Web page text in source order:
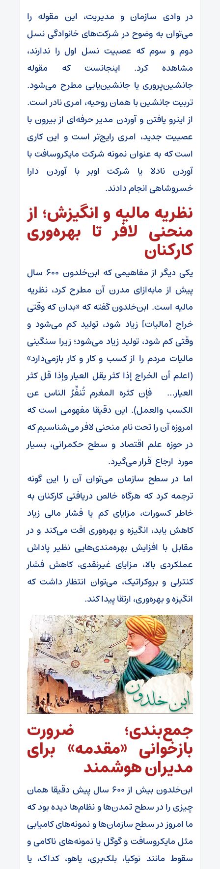
در وادی سازمان و مدیریت، این مقوله را
می‌توان به وضوح در شرکت‌های خانوادگی نسل
دوم و سوم که عصبیت نسل اول را ندارند،
مشاهده کرد. اینجانست که مقوله
جانشین‌پروری یا جانشین‌یابی مطرح می‌شود.
تربیت جانشین با همان روحیه، امری نادر است.
از اینرو یافتن و آوردن مدیر حرفه‌ای از بیرون با
عصبیت جدید، امری رایج‌تر است و این کاری
است که به عنوان نمونه شرکت مایکروسافت با
آوردن نادلا یا شرکت اوبر با آوردن دارا
خسروشاهی انجام دادند.
نظریه مالیه و انگیزش؛ از
منحنی لافر تا بهره‌وری
کارکنان
یکی دیگر از مفاهیمی که ابن‌خلدون ۶۰۰ سال
پیش از مابه‌ازای مدرن آن مطرح کرد، نظریه
مالیه است. ابن‌خلدون گفته که «بدان که وقتی
خراج [مالیات] زیاد شود، تولید کم می‌شود و
وقتی کم شود، تولید زیاد می‌شود؛ زیرا سنگینی
مالیات مردم را از کسب‌ و کار و کار بازمی‌دارد»
(اعلم أن الخراج إذا کثر یقل العیار وإذا قل کثر
العیار… فإن کثره المغرم تُنفِّرُ الناس عن
الکسب والعمل). این دقیقا مفهومی است که
امروزه آن را تحت نام منحنی لافر می‌شناسیم که
در حوزه علم اقتصاد و سطح حکمرانی، بسیار
مورد ارجاع قرار می‌گیرد.
اما در سطح سازمان می‌توان آن را این گونه
ترجمه کرد که هرگاه خالص دریافتی کارکنان به‌
خاطر کسورات، مزایای کم یا فشار مالی زیاد
کاهش یابد، انگیزه و بهره‌وری افت می‌کند و در
مقابل با افزایش بهره‌مندی‌هایی نظیر پاداش
عملکردی بالا، مزایای غیرنقدی، کاهش فشار
کنترلی و بروکراتیک، می‌توان انتظار داشت که
انگیزه و بهره‌وری، ارتقا پیدا کند.
جمع‌بندی؛ ضرورت
بازخوانی «مقدمه» برای
مدیران هوشمند
ابن‌خلدون بیش از ۶۰۰ سال پیش دقیقا همان
چیزی را در سطح تمدن‌ها و نظام‌ها دیده بود که
ما امروز در سطح سازمان‌ها و نمونه‌های کامیابی
مثل مایکروسافت و گوگل یا نمونه‌های ناکامی و
سقوط مانند نوکیا، بلک‌بری، یاهو، کداک، یا